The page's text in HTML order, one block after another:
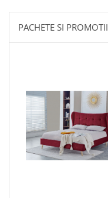
PACHETE SI PROMOTII